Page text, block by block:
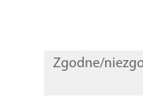
Zgodne/